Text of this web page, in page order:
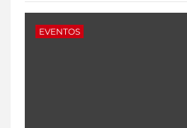
EVENTOS